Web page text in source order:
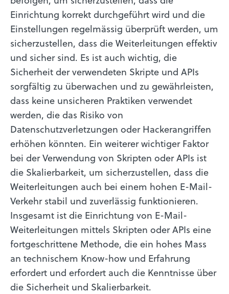
Einrichtung korrekt durchgeführt wird und die
Einstellungen regelmässig überprüft werden, um
sicherzustellen, dass die Weiterleitungen effektiv
und sicher sind. Es ist auch wichtig, die
Sicherheit der verwendeten Skripte und APIs
sorgfältig zu überwachen und zu gewährleisten,
dass keine unsicheren Praktiken verwendet
werden, die das Risiko von
Datenschutzverletzungen oder Hackerangriffen
erhöhen könnten. Ein weiterer wichtiger Faktor
bei der Verwendung von Skripten oder APIs ist
die Skalierbarkeit, um sicherzustellen, dass die
Weiterleitungen auch bei einem hohen E-Mail-
Verkehr stabil und zuverlässig funktionieren.
Insgesamt ist die Einrichtung von E-Mail-
Weiterleitungen mittels Skripten oder APIs eine
fortgeschrittene Methode, die ein hohes Mass
an technischem Know-how und Erfahrung
erfordert und erfordert auch die Kenntnisse über
die Sicherheit und Skalierbarkeit.